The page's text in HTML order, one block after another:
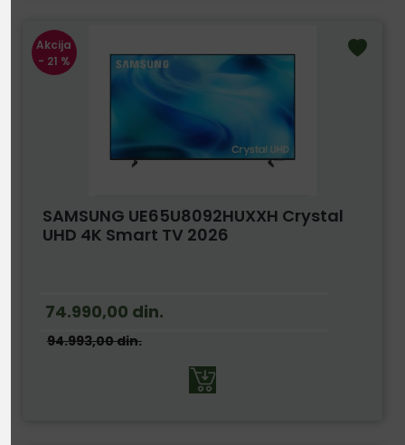
Akcija
- 21 %
SAMSUNG UE65U8092HUXXH Crystal
UHD 4K Smart TV 2026
74.990,00 din.
94.993,00din.